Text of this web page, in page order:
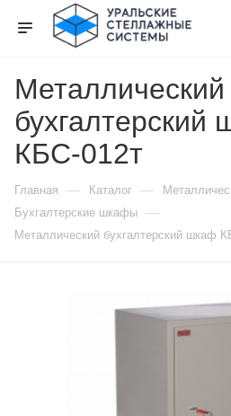
Металлический
бухгалтерский
КБС-012т
Главная — Каталог —
Бухгалтерские шкафы —
Металлический бухгалтерский шкаф